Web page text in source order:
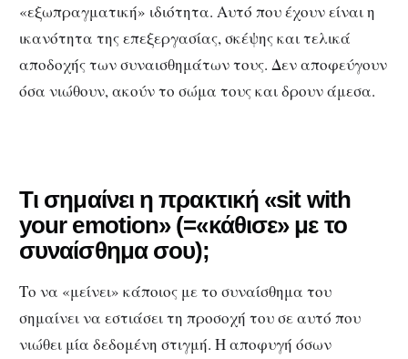
«εξωπραγματική» ιδιότητα. Αυτό που έχουν είναι η
ικανότητα της επεξεργασίας, σκέψης και τελικά
αποδοχής των συναισθημάτων τους. Δεν αποφεύγουν
όσα νιώθουν, ακούν το σώμα τους και δρουν άμεσα.
Τι σημαίνει η πρακτική «sit with
your emotion» (=«κάθισε» με το
συναίσθημα σου);
Το να «μείνει» κάποιος με το συναίσθημα του
σημαίνει να εστιάσει τη προσοχή του σε αυτό που
νιώθει μία δεδομένη στιγμή. Η αποφυγή όσων